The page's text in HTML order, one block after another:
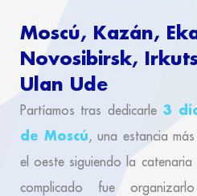
Moscú, Kazán,
Novosibirsk,
Ulan Ude
Partíamos tras dedicarle 3
de Moscú, una estancia
el oeste siguiendo la catenaria
complicado fue